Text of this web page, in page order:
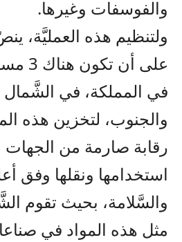
والفوسفات وغيرها.
ولتنظيم هذه العمليَّة،
على
في المملكة، في
والجنوب، لتخزين هذه
رقابة صارمة من الجهات
استخدامها ونقلها وفق
والسَّلامة، بحيث تقوم
مثل هذه المواد في